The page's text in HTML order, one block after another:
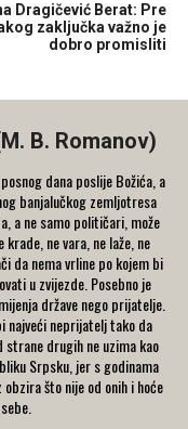
Dragičević Berat: Pre
zaključka važno je
dobro promisliti
B. Romanov)
dana poslije Božića, a
banjalučkog zemljotresa
a ne samo političari, može
ne vara, ne laže, ne
da nema vrline po kojem bi
u zvijezde. Posebno je
države nego prijatelje.
najveći neprijatelj tako da
drugih ne uzima kao
Srpsku, jer s godinama
što nije od onih i hoće